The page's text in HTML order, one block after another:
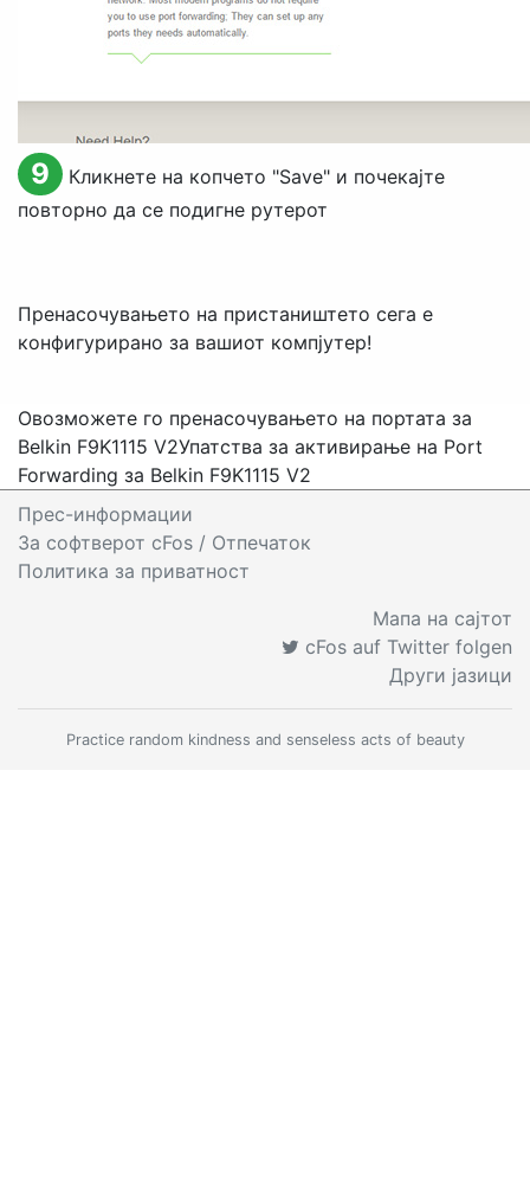
9 Кликнете на копчето "Save" и почекајте
повторно да се подигне рутерот
Пренасочувањето на пристаништето сега е
конфигурирано за вашиот компјутер!
Овозможете го пренасочувањето на портата за
Belkin F9K1115 V2Упатства за активирање на Port
Forwarding за Belkin F9K1115 V2
Прес-информации
За софтверот cFos / Отпечаток
Политика за приватност
Мапа на сајтот
cFos auf Twitter folgen
Други јазици
Practice random kindness and senseless acts of beauty